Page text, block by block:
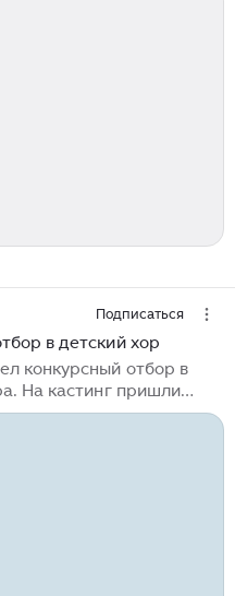
Подписаться
в детский хор
конкурсный отбор в
На кастинг пришли
от 7 до 13 лет. Всего